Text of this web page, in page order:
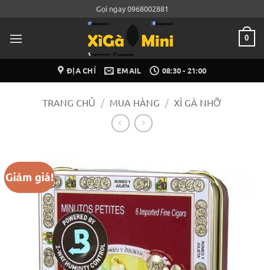
nội
Gọi ngay 0968002881
0
ĐỊA CHỈ EMAIL 08:30 - 21:00
TRANG CHỦ / MUA HÀNG / XÌ GÀ NHỠ
Giảm giá!